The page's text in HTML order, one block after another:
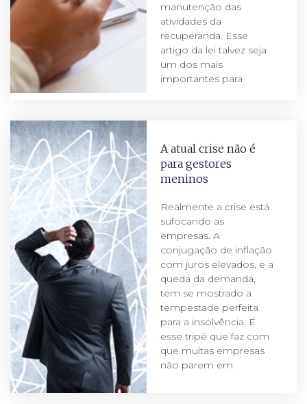
manutenção das
atividades da
recuperanda. Esse
artigo da lei talvez seja
um dos mais
importantes para
A atual crise não é
para gestores
meninos
Realmente a crise está
sufocando as
empresas. A
conjugação de inflação
com juros elevados, e a
queda da demanda,
tem se mostrado a
tempestade perfeita
para a insolvência. É
esse tripé que faz com
que muitas empresas
não parem em